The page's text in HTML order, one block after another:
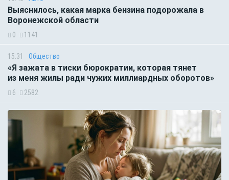
Выяснилось, какая марка бензина подорожала в
Воронежской области
0 1141
15:31 Общество
«Я зажата в тиски бюрократии, которая тянет
из меня жилы ради чужих миллиардных оборотов»
6 2582